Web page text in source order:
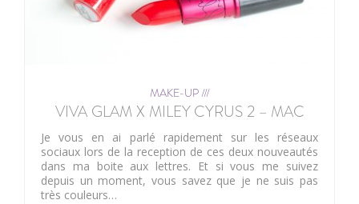
MAKE-UP ///
VIVA GLAM X MILEY CYRUS 2 – MAC
Je vous en ai parlé rapidement sur les réseaux
sociaux lors de la reception de ces deux nouveautés
dans ma boite aux lettres. Et si vous me suivez
depuis un moment, vous savez que je ne suis pas
très couleurs…